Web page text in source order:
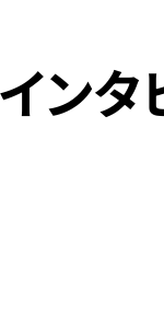
ンタ